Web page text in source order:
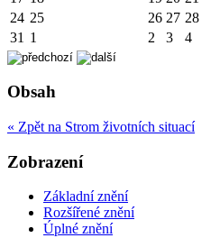
24 25 26 27 28
31 1 2 3 4
Obsah
« Zpět na Strom životních situací
Zobrazení
Základní znění
Rozšířené znění
Úplné znění